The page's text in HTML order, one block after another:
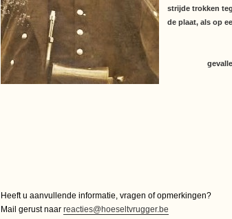
strijde trokken
de plaat, als op
Heeft u aanvullende informatie, vragen of opmerkingen?
Mail gerust naar reacties@hoeseltvrugger.be